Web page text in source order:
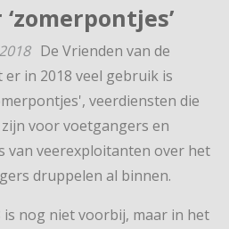
De Vrienden van de
in 2018 veel gebruik is
veerdiensten die
voor voetgangers en
van veerexploitanten over het
druppelen al binnen.
is nog niet voorbij, maar in het